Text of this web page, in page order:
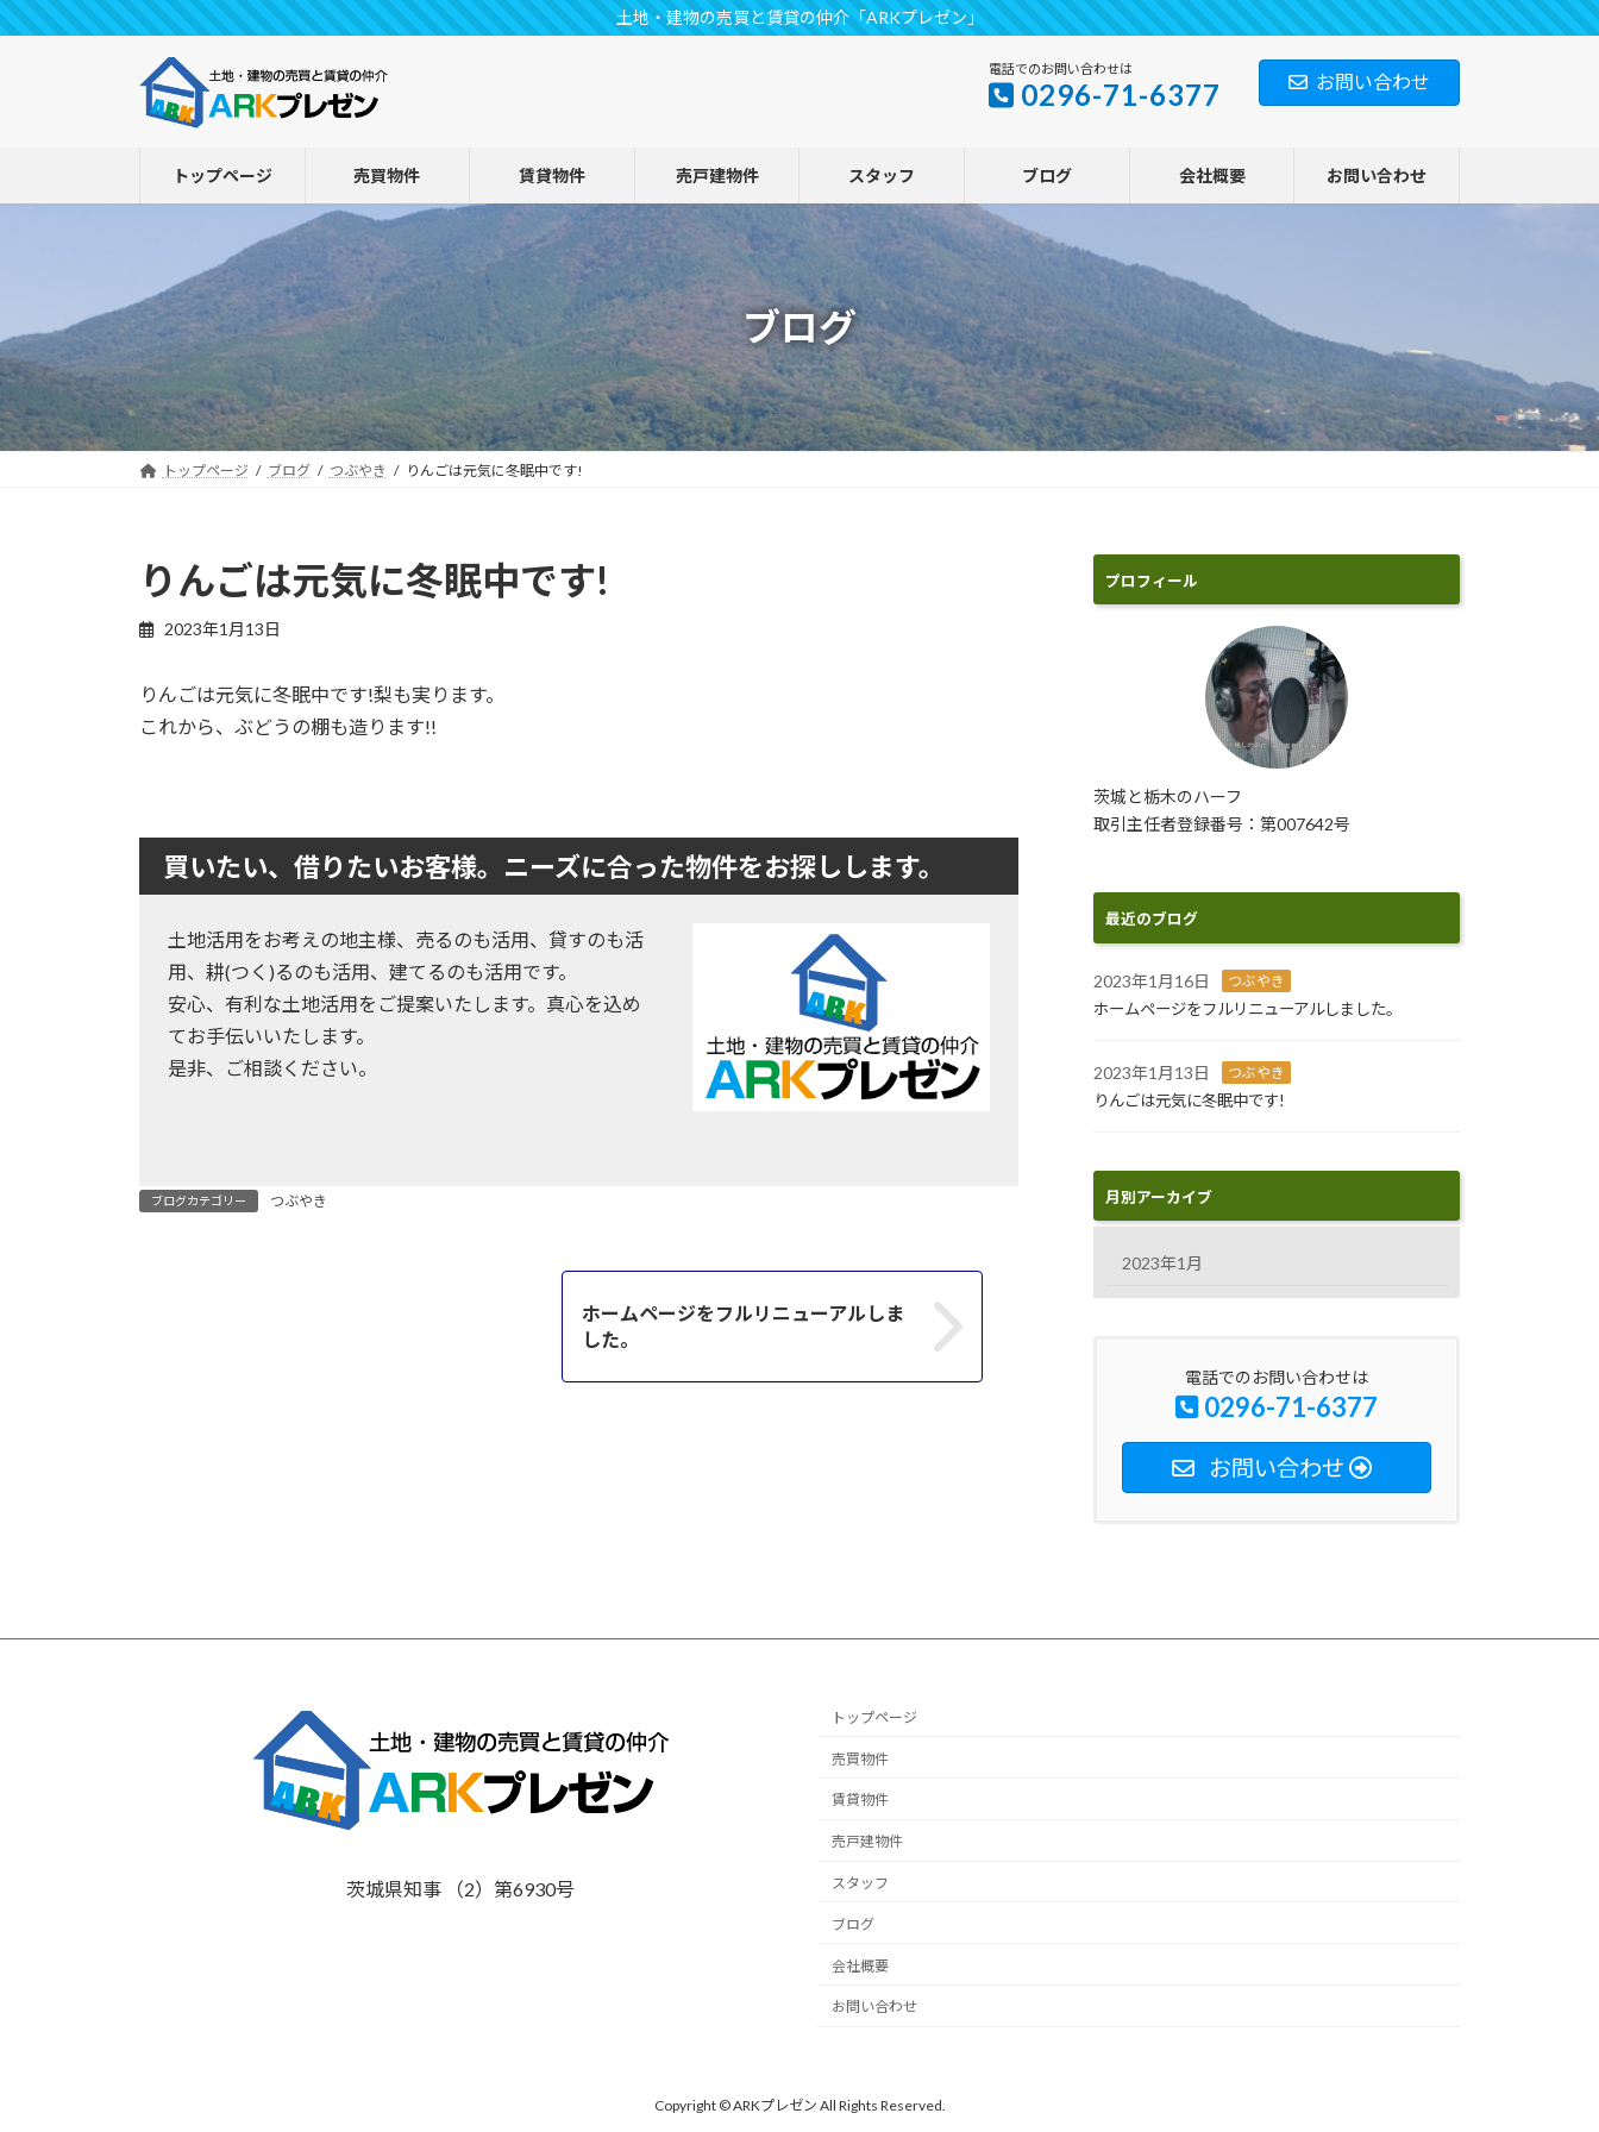
ン
ビ
土地・建物の売買と賃貸の仲介「ARKプレゼン」
電話でのお問い合わせは
0296-71-6377 お問い合わせ
トップページ 売買物件 賃貸物件 売戸建物件 スタッフ ブログ 会社概要 お問い合わせ
ブログ
トップページ ブログ つぶやき りんごは元気に冬眠中です!
りんごは元気に冬眠中です!
2023年1月13日
りんごは元気に冬眠中です!梨も実ります。
これから、ぶどうの棚も造ります!!
買いたい、借りたいお客様。ニーズに合った物件をお探しします。
土地活用をお考えの地主様、売るのも活用、貸すのも活
用、耕(つく)るのも活用、建てるのも活用です。
安心、有利な土地活用をご提案いたします。真心を込め
てお手伝いいたします。
是非、ご相談ください。
ブログカテゴリー つぶやき
ホームページをフルリニューアルしま
した。
プロフィール
茨城と栃木のハーフ
取引主任者登録番号：第007642号
最近のブログ
2023年1月16日 つぶやき
ホームページをフルリニューアルしました。
2023年1月13日 つぶやき
りんごは元気に冬眠中です!
月別アーカイブ
2023年1月
電話でのお問い合わせは
0296-71-6377
お問い合わせ
茨城県知事 （2）第6930号
トップページ
売買物件
賃貸物件
売戸建物件
スタッフ
ブログ
会社概要
お問い合わせ
Copyright © ARKプレゼン All Rights Reserved.